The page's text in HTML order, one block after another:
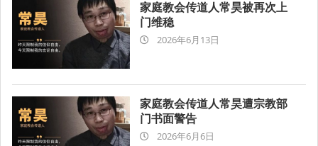
家庭教会传道人常昊被再次上
门维稳
2026-2026年6月13日
家庭教会传道人常昊遭宗教部
门书面警告
2026-2026年6月6日